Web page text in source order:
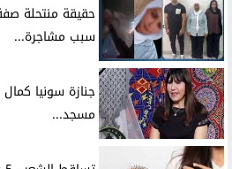
حقيقة منتحلة
سبب مشاجرة...
جنازة سونيا
مسجد...